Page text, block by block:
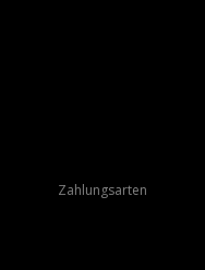
Zahlungsarten